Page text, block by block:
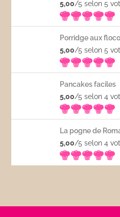
5,00/5 selon 5
5,00/5 selon 5
Pancakes faciles
5,00/5 selon 4
La pogne de
5,00/5 selon 4